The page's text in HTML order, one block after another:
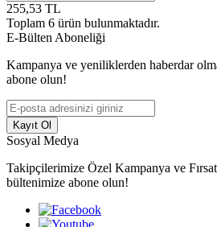
255,53 TL
Toplam 6 ürün bulunmaktadır.
E-Bülten Aboneliği
Kampanya ve yeniliklerden haberdar
abone olun!
Kayıt Ol
Sosyal Medya
Takipçilerimize Özel Kampanya ve
bültenimize abone olun!